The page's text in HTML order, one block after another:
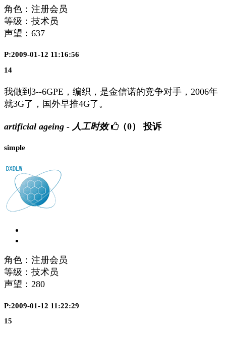
角色：注册会员
等级：技术员
声望： 637
P:2009-01-12 11:16:56
14
我做到3--6GPE，编织，是金信诺的竞争对手，2006年
就3G了，国外早推4G了。
artificial ageing - 人工时效 （0） 投诉
simple
角色：注册会员
等级：技术员
声望： 280
P:2009-01-12 11:22:29
15